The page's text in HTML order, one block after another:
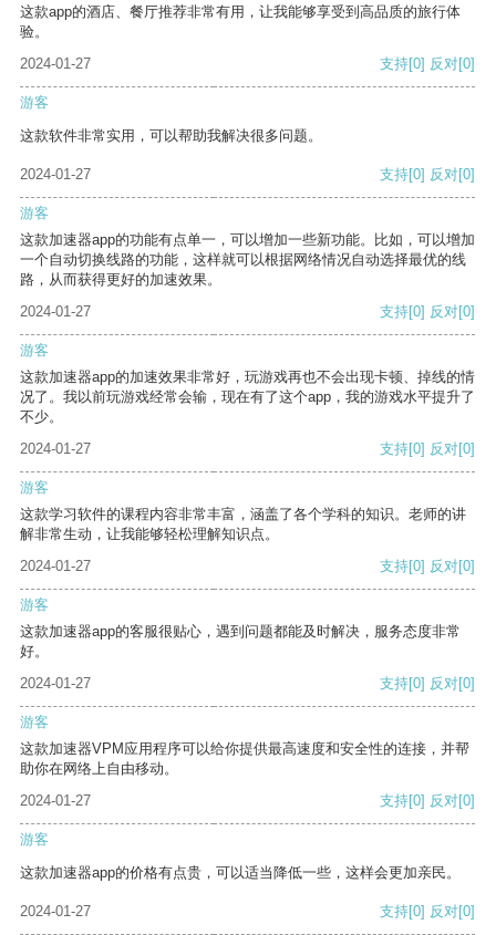
这款app的酒店、餐厅推荐非常有用，让我能够享受到高品质的旅行体
验。
2024-01-27
支持[0] 反对[0]
游客
这款软件非常实用，可以帮助我解决很多问题。
2024-01-27 支持[0] 反对[0]
游客
这款加速器app的功能有点单一，可以增加一些新功能。比如，可以增加
一个自动切换线路的功能，这样就可以根据网络情况自动选择最优的线
路，从而获得更好的加速效果。
2024-01-27
支持[0] 反对[0]
游客
这款加速器app的加速效果非常好，玩游戏再也不会出现卡顿、掉线的情
况了。我以前玩游戏经常会输，现在有了这个app，我的游戏水平提升了
不少。
2024-01-27
支持[0] 反对[0]
游客
这款学习软件的课程内容非常丰富，涵盖了各个学科的知识。老师的讲
解非常生动，让我能够轻松理解知识点。
2024-01-27
支持[0] 反对[0]
游客
这款加速器app的客服很贴心，遇到问题都能及时解决，服务态度非常
好。
2024-01-27
支持[0] 反对[0]
游客
这款加速器VPM应用程序可以给你提供最高速度和安全性的连接，并帮
助你在网络上自由移动。
2024-01-27
支持[0] 反对[0]
游客
这款加速器app的价格有点贵，可以适当降低一些，这样会更加亲民。
2024-01-27 支持[0] 反对[0]